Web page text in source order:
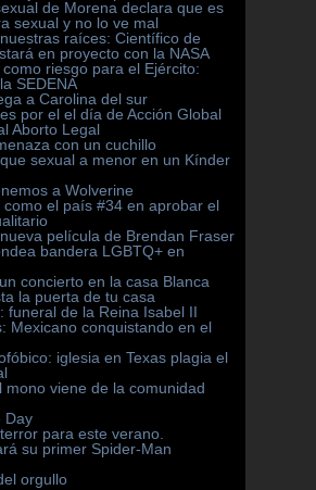
de Morena declara que es
sexual y no lo ve mal
raíces: Científico de
en proyecto con la NASA
riesgo para el Ejército:
SEDENA
a Carolina del sur
por el el día de Acción Global
Aborto Legal
con un cuchillo
sexual a menor en un Kínder
a Wolverine
como el país #34 en aprobar el
película de Brendan Fraser
bandera LGBTQ+ en
concierto en la casa Blanca
la puerta de tu casa
funeral de la Reina Isabel II
Mexicano conquistando en el
iglesia en Texas plagia el
mono viene de la comunidad
Day
para este verano.
su primer Spider-Man
orgullo